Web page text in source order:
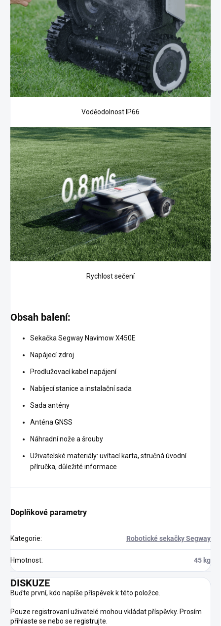
Voděodolnost IP66
Rychlost sečení
Obsah balení:
Sekačka Segway Navimow X450E
Napájecí zdroj
Prodlužovací kabel napájení
Nabíjecí stanice a instalační sada
Sada antény
Anténa GNSS
Náhradní nože a šrouby
Uživatelské materiály: uvítací karta, stručná úvodní
příručka, důležité informace
Doplňkové parametry
Kategorie: Robotické sekačky Segway
Hmotnost: 45 kg
DISKUZE
Buďte první, kdo napíše příspěvek k této položce.
Pouze registrovaní uživatelé mohou vkládat příspěvky. Prosím
přihlaste se nebo se registrujte